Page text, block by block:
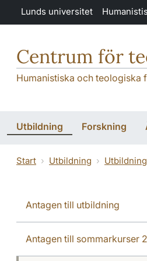
Hoppa till huvudinnehåll
Lunds universitet
Centrum för
Humanistiska och teologiska
Utbildning Forskning
Start Utbildning
Antagen till utbildning
Antagen till sommarkurser